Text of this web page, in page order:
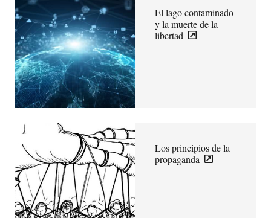
El lago contaminado
y la muerte de la
libertad
Los principios de la
propaganda